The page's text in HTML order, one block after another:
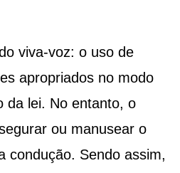
viva-voz: o uso de
apropriados no modo
da lei. No entanto, o
ou manusear o
condução. Sendo assim,